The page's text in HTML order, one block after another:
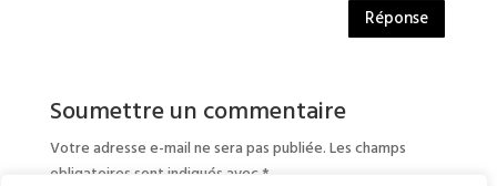
Réponse
Soumettre un commentaire
Votre adresse e-mail ne sera pas publiée. Les champs
obligatoires sont indiqués avec*